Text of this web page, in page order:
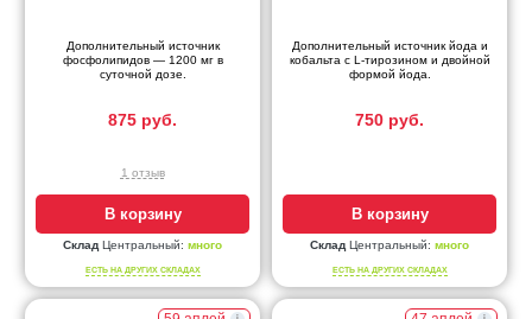
Дополнительный источник
фосфолипидов — 1200 мг в
суточной дозе.
875 руб.
1 отзыв
В корзину
Склад Центральный: много
ЕСТЬ НА ДРУГИХ СКЛАДАХ
Дополнительный источник йода и
кобальта с L-тирозином и двойной
формой йода.
750 руб.
В корзину
Склад Центральный: много
ЕСТЬ НА ДРУГИХ СКЛАДАХ